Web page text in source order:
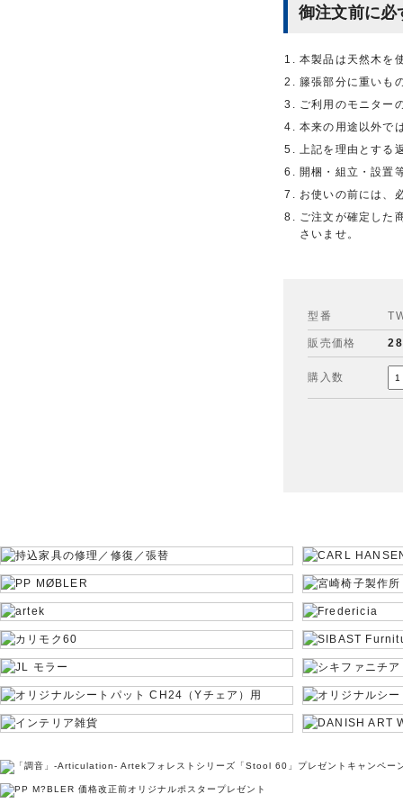
御注文前に必
本製品は天然木を
籐張部分に重いも
ご利用のモニター
本来の用途以外で
上記を理由とする
開梱・組立・設置
お使いの前には、
ご注文が確定した
さいませ。
型番
販売価格
購入数